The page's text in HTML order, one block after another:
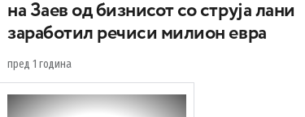
на Заев од бизнисот со струја лани
заработил речиси милион евра
пред 1 година